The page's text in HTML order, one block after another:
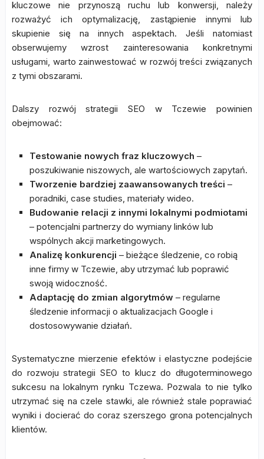
kluczowe nie przynoszą ruchu lub konwersji, należy
rozważyć ich optymalizację, zastąpienie innymi lub
skupienie się na innych aspektach. Jeśli natomiast
obserwujemy wzrost zainteresowania konkretnymi
usługami, warto zainwestować w rozwój treści związanych
z tymi obszarami.
Dalszy rozwój strategii SEO w Tczewie powinien
obejmować:
Testowanie nowych fraz kluczowych –
poszukiwanie niszowych, ale wartościowych zapytań.
Tworzenie bardziej zaawansowanych treści –
poradniki, case studies, materiały wideo.
Budowanie relacji z innymi lokalnymi podmiotami
– potencjalni partnerzy do wymiany linków lub
wspólnych akcji marketingowych.
Analizę konkurencji – bieżące śledzenie, co robią
inne firmy w Tczewie, aby utrzymać lub poprawić
swoją widoczność.
Adaptację do zmian algorytmów – regularne
śledzenie informacji o aktualizacjach Google i
dostosowywanie działań.
Systematyczne mierzenie efektów i elastyczne podejście
do rozwoju strategii SEO to klucz do długoterminowego
sukcesu na lokalnym rynku Tczewa. Pozwala to nie tylko
utrzymać się na czele stawki, ale również stale poprawiać
wyniki i docierać do coraz szerszego grona potencjalnych
klientów.